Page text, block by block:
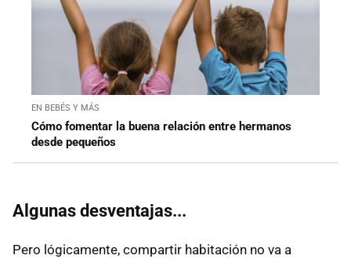
EN BEBÉS Y MÁS
Cómo fomentar la buena relación entre hermanos
desde pequeños
Algunas desventajas...
Pero lógicamente, compartir habitación no va a